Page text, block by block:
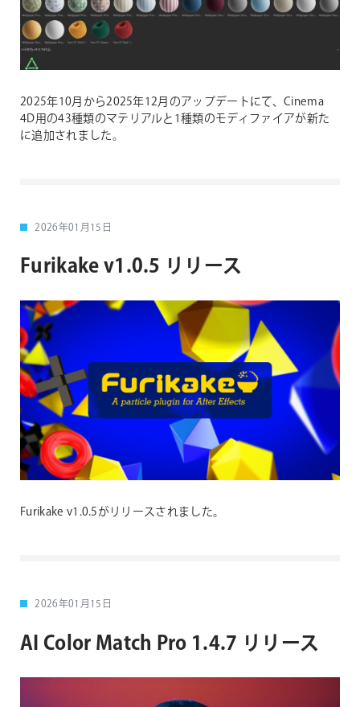
2025年10月から2025年12月のアップデートにて、Cinema
4D用の43種類のマテリアルと1種類のモディファイアが新た
に追加されました。
2026年01月15日
Furikake v1.0.5 リリース
Furikake v1.0.5がリリースされました。
2026年01月15日
AI Color Match Pro 1.4.7 リリース